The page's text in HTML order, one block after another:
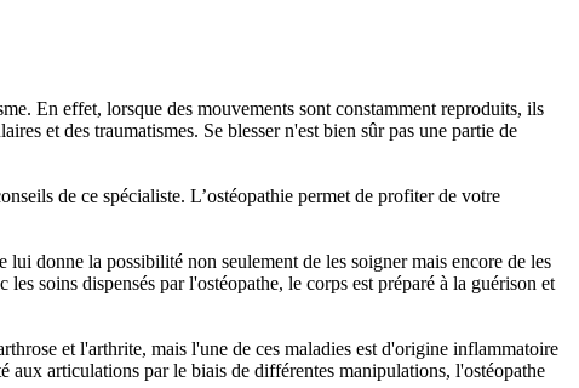
En effet, lorsque des mouvements sont constamment reproduits, ils
et des traumatismes. Se blesser n'est bien sûr pas une partie de
de ce spécialiste. L’ostéopathie permet de profiter de votre
donne la possibilité non seulement de les soigner mais encore de les
soins dispensés par l'ostéopathe, le corps est préparé à la guérison et
et l'arthrite, mais l'une de ces maladies est d'origine inflammatoire
aux articulations par le biais de différentes manipulations, l'ostéopathe